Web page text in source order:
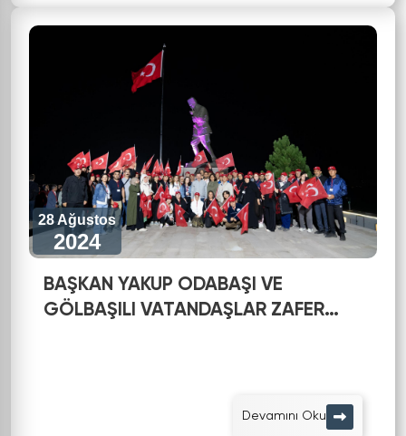
28 Ağustos
2024
BAŞKAN YAKUP ODABAŞI VE
GÖLBAŞILI VATANDAŞLAR ZAFER
Devamını Oku